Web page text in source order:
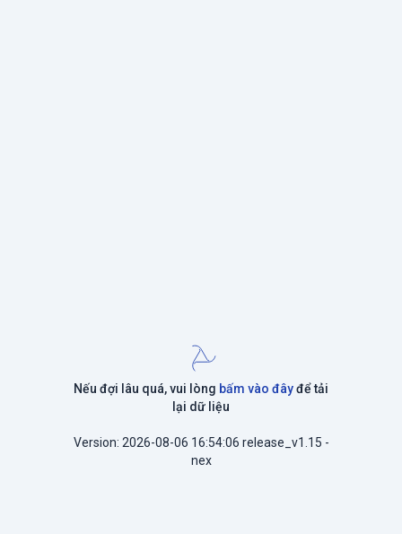
Nếu đợi lâu quá, vui lòng bấm vào đâyđể tải
lại dữ liệu
Version: 2026-08-06 16:54:06 release_v1.15 -
nex